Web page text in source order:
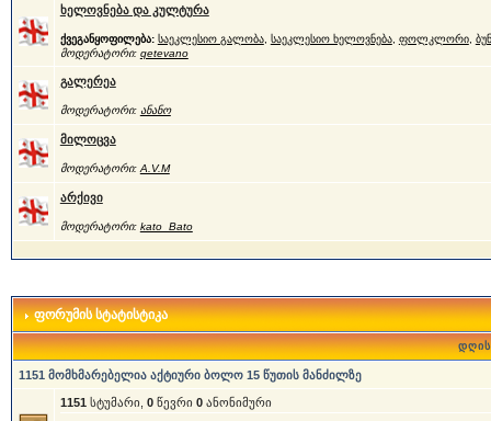
ხელოვნება და კულტურა
ქვეგანყოფილება: საეკლესიო გალობა, საეკლესიო ხელოვნება, ფოლკლორი,
მოდერატორი: qetevano
გალერეა
მოდერატორი: ანანო
მილოცვა
მოდერატორი: A.V.M
არქივი
მოდერატორი: kato_Bato
ფორუმის სტატისტიკა
დღის
1151 მომხმარებელია აქტიური ბოლო 15 წუთის მანძილზე
1151 სტუმარი, 0წევრი 0ანონიმური